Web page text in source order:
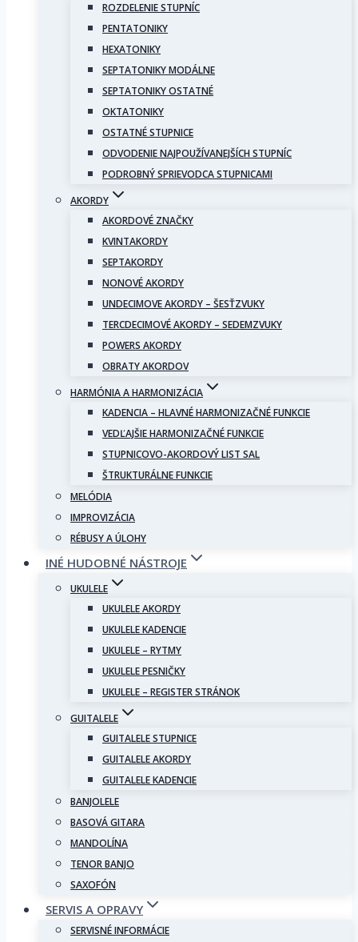
ROZDELENIE STUPNÍC
PENTATONIKY
HEXATONIKY
SEPTATONIKY MODÁLNE
SEPTATONIKY OSTATNÉ
OKTATONIKY
OSTATNÉ STUPNICE
ODVODENIE NAJPOUŽÍVANEJŠÍCH STUPNÍC
PODROBNÝ SPRIEVODCA STUPNICAMI
AKORDY
AKORDOVÉ ZNAČKY
KVINTAKORDY
SEPTAKORDY
NONOVÉ AKORDY
UNDECIMOVE AKORDY – ŠESŤZVUKY
TERCDECIMOVÉ AKORDY – SEDEMZVUKY
POWERS AKORDY
OBRATY AKORDOV
HARMÓNIA A HARMONIZÁCIA
KADENCIA – HLAVNÉ HARMONIZAČNÉ FUNKCIE
VEDĽAJŠIE HARMONIZAČNÉ FUNKCIE
STUPNICOVO-AKORDOVÝ LIST SAL
ŠTRUKTURÁLNE FUNKCIE
MELÓDIA
IMPROVIZÁCIA
RÉBUSY A ÚLOHY
INÉ HUDOBNÉ NÁSTROJE
UKULELE
UKULELE AKORDY
UKULELE KADENCIE
UKULELE – RYTMY
UKULELE PESNIČKY
UKULELE – REGISTER STRÁNOK
GUITALELE
GUITALELE STUPNICE
GUITALELE AKORDY
GUITALELE KADENCIE
BANJOLELE
BASOVÁ GITARA
MANDOLÍNA
TENOR BANJO
SAXOFÓN
SERVIS A OPRAVY
SERVISNÉ INFORMÁCIE